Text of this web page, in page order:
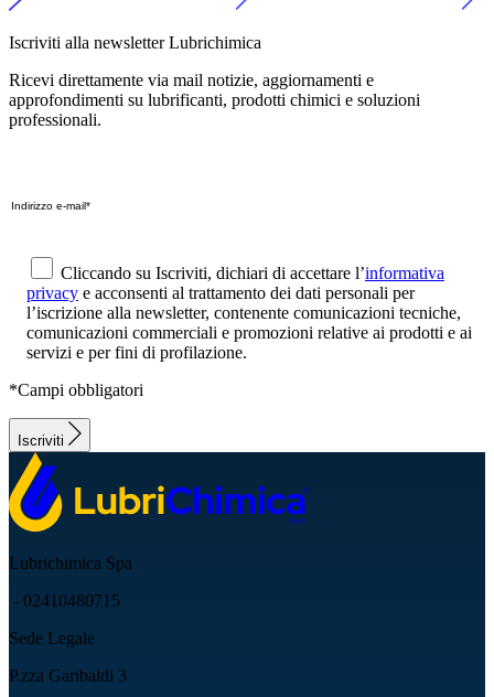
Iscriviti alla newsletter Lubrichimica
Ricevi direttamente via mail notizie, aggiornamenti e
approfondimenti su lubrificanti, prodotti chimici e soluzioni
professionali.
Cliccando su Iscriviti, dichiari di accettare l’informativa
privacy e acconsenti al trattamento dei dati personali per
l’iscrizione alla newsletter, contenente comunicazioni tecniche,
comunicazioni commerciali e promozioni relative ai prodotti e ai
servizi e per fini di profilazione.
*Campi obbligatori
Iscriviti
Lubrichimica Spa
- 02410480715
Sede Legale
P.zza Garibaldi 3